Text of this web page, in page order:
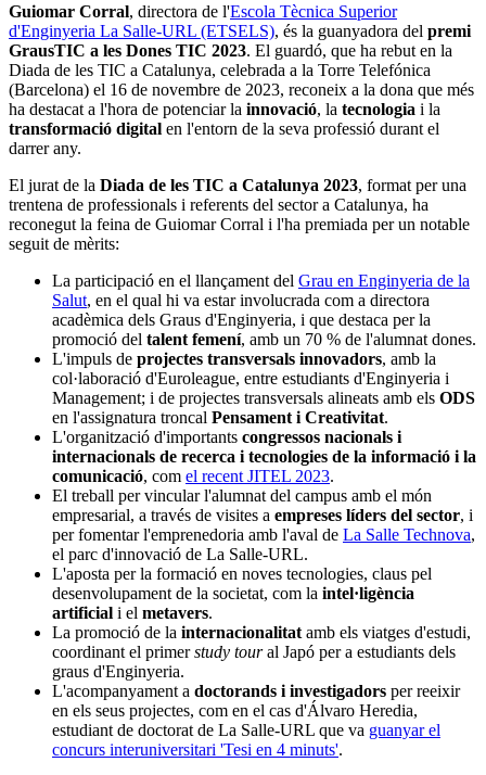
Guiomar Corral, directora de l'Escola Tècnica Superior
d'Enginyeria La Salle-URL (ETSELS), és la guanyadora del premi
GrausTIC a les Dones TIC 2023. El guardó, que ha rebut en la
Diada de les TIC a Catalunya, celebrada a la Torre Telefónica
(Barcelona) el 16 de novembre de 2023, reconeix a la dona que més
ha destacat a l'hora de potenciar la innovació, la tecnologia i la
transformació digital en l'entorn de la seva professió durant el
darrer any.
El jurat de la Diada de les TIC a Catalunya 2023, format per una
trentena de professionals i referents del sector a Catalunya, ha
reconegut la feina de Guiomar Corral i l'ha premiada per un notable
seguit de mèrits:
La participació en el llançament del Grau en Enginyeria de la
Salut, en el qual hi va estar involucrada com a directora
acadèmica dels Graus d'Enginyeria, i que destaca per la
promoció del talent femení, amb un 70 % de l'alumnat dones.
L'impuls de projectes transversals innovadors, amb la
col·laboració d'Euroleague, entre estudiants d'Enginyeria i
Management; i de projectes transversals alineats amb els ODS
en l'assignatura troncal Pensament i Creativitat.
L'organització d'importants congressos nacionals i
internacionals de recerca i tecnologies de la informació i la
comunicació, com el recent JITEL 2023.
El treball per vincular l'alumnat del campus amb el món
empresarial, a través de visites a empreses líders del sector, i
per fomentar l'emprenedoria amb l'aval de La Salle Technova,
el parc d'innovació de La Salle-URL.
L'aposta per la formació en noves tecnologies, claus pel
desenvolupament de la societat, com la intel·ligència
artificial i el metavers.
La promoció de la internacionalitat amb els viatges d'estudi,
coordinant el primerstudy toural Japó per a estudiants dels
graus d'Enginyeria.
L'acompanyament a doctorands i investigadors per reeixir
en els seus projectes, com en el cas d'Álvaro Heredia,
estudiant de doctorat de La Salle-URL que va guanyar el
concurs interuniversitari 'Tesi en 4 minuts'.